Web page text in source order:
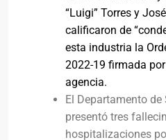
“Luigi” Torres y
calificaron de
esta industria la
2022-19 firmada
agencia.
El Departamento
presentó tres
hospitalizaciones